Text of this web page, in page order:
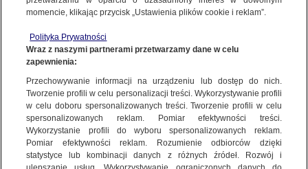
KONTAKT24|NAJNOWSZE
W czerwcu, jak w garncu - trochę słońca,
deszczu i gradu
30 CZERWCA 2013 16:22
NAJNOWSZE
GORĄCE TEMATY
WIĘCEJ
KANAŁY
momencie, klikając przycisk „Ustawienia plików cookie i reklam”.
Polityka Prywatności
Wraz z naszymi partnerami przetwarzamy dane w celu
zapewnienia:
Przechowywanie informacji na urządzeniu lub dostęp do nich.
Tworzenie profili w celu personalizacji treści. Wykorzystywanie profili
w celu doboru spersonalizowanych treści. Tworzenie profili w celu
spersonalizowanych reklam. Pomiar efektywności treści.
Wykorzystanie profili do wyboru spersonalizowanych reklam.
Pomiar efektywności reklam. Rozumienie odbiorców dzięki
statystyce lub kombinacji danych z różnych źródeł. Rozwój i